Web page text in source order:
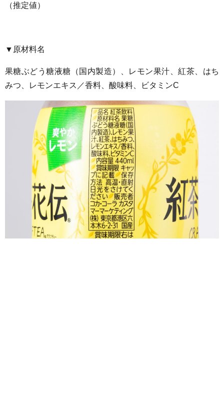
（推定値）
▼原材料名
果糖ぶどう糖液糖（国内製造）、レモン果汁、紅茶、はち
みつ、レモンエキス／香料、酸味料、ビタミンC